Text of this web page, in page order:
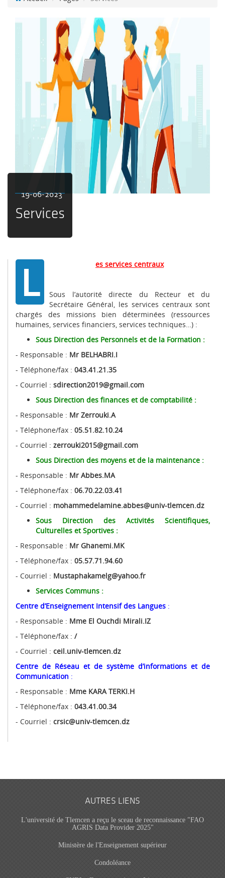
19-06-2023
Services
L es services centraux
Sous l’autorité directe du Recteur et du
Secrétaire Général, les services centraux sont
chargés des missions bien déterminées (ressources
humaines, services financiers, services techniques…) :
Sous Direction des Personnels et de la Formation :
- Responsable : Mr BELHABRI.I
- Téléphone/fax : 043.41.21.35
- Courriel : sdirection2019@gmail.com
Sous Direction des finances et de comptabilité :
- Responsable : Mr Zerrouki.A
- Téléphone/fax : 05.51.82.10.24
- Courriel : zerrouki2015@gmail.com
Sous Direction des moyens et de la maintenance :
- Responsable : Mr Abbes.MA
- Téléphone/fax : 06.70.22.03.41
- Courriel : mohammedelamine.abbes@univ-tlemcen.dz
Sous Direction des Activités Scientifiques,
Culturelles et Sportives :
- Responsable : Mr Ghanemi.MK
- Téléphone/fax : 05.57.71.94.60
- Courriel : Mustaphakamelg@yahoo.fr
Services Communs :
Centre d’Enseignement Intensif des Langues :
- Responsable : Mme El Ouchdi Mirali.IZ
- Téléphone/fax : /
- Courriel : ceil.univ-tlemcen.dz
Centre de Réseau et de système d’informations et de
Communication :
- Responsable : Mme KARA TERKI.H
- Téléphone/fax : 043.41.00.34
- Courriel : crsic@univ-tlemcen.dz
AUTRES LIENS
L'université de Tlemcen a reçu le sceau de reconnaissance "FAO
AGRIS Data Provider 2025"
Ministère de l'Enseignement supérieur
Condoléance